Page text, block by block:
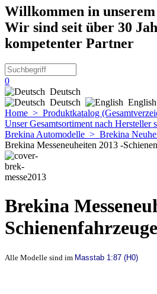
Willkommen in
Wir sind seit über 30
kompetenter Partner
0
Deutsch
Deutsch
English
Home > Produktkatalog
Unser Gesamtsortiment nach Hersteller
Brekina Automodelle > Brekina
Brekina Messeneuheiten 2013 -
Brekina
Alle Modelle sind im Masstab 1:87 (H0)